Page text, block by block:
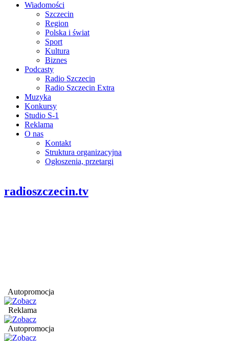
Wiadomości
Szczecin
Region
Polska i świat
Sport
Kultura
Biznes
Podcasty
Radio Szczecin
Radio Szczecin Extra
Muzyka
Konkursy
Studio S-1
Reklama
O nas
Kontakt
Struktura organizacyjna
Ogłoszenia, przetargi
radioszczecin.tv
Autopromocja
Reklama
Autopromocja